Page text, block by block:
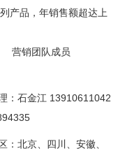
产品，年销售额超达上
营销团队成员
：石金江 13910611042
：北京、四川、安徽、